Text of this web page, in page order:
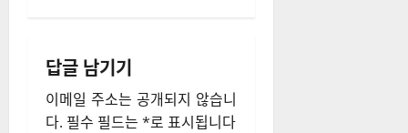
이
션
답글 남기기
이메일 주소는 공개되지 않습니
다. 필수 필드는 *로 표시됩니다